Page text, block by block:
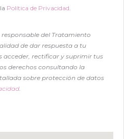
Política de Privacidad.
del Tratamiento
de dar respuesta a tu
acceder, rectificar y suprimir tus
derechos consultando la
sobre protección de datos
.